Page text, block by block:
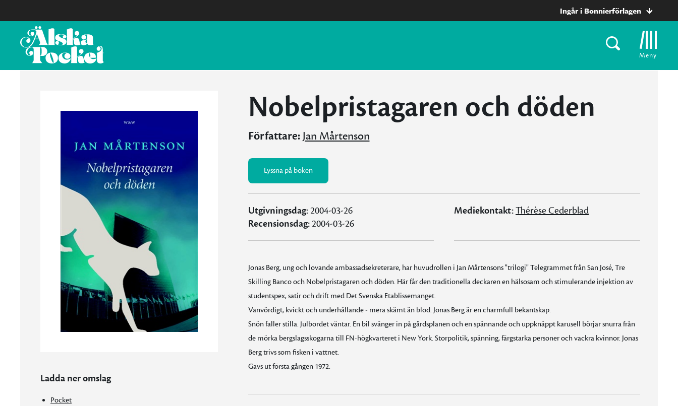
Ingår i Bonnierförlagen
Meny
Ladda ner omslag
Pocket
Nobelpristagaren och döden
Författare: Jan Mårtenson
Lyssna på boken
Utgivningsdag:2004-03-26
Recensionsdag:2004-03-26
Mediekontakt:Thérèse Cederblad
Jonas Berg, ung och lovande ambassadsekreterare, har huvudrollen i Jan Mårtensons "trilogi" Telegrammet från San José, Tre
Skilling Banco och Nobelpristagaren och döden. Här får den traditionella deckaren en hälsosam och stimulerande injektion av
studentspex, satir och drift med Det Svenska Etablissemanget.
Vanvördigt, kvickt och underhållande - mera skämt än blod. Jonas Berg är en charmfull bekantskap.
Snön faller stilla. Julbordet väntar. En bil svänger in på gårdsplanen och en spännande och uppknäppt karusell börjar snurra från
de mörka bergslagsskogarna till FN-högkvarteret i New York. Storpolitik, spänning, färgstarka personer och vackra kvinnor. Jonas
Berg trivs som fisken i vattnet.
Gavs ut första gången 1972.